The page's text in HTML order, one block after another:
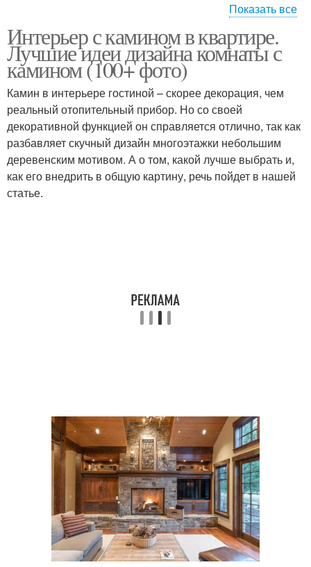
Камин в тумбе
Камины с
традиционным
порталом
Камин в интерьере Камин в комнате
Камины для бани
Показать все
Интерьер с камином в квартире.
Лучшие идеи дизайна комнаты с
камином (100+ фото)
Камин в интерьере гостиной – скорее декорация, чем
реальный отопительный прибор. Но со своей
декоративной функцией он справляется отлично, так как
разбавляет скучный дизайн многоэтажки небольшим
деревенским мотивом. А о том, какой лучше выбрать и,
как его внедрить в общую картину, речь пойдет в нашей
статье.